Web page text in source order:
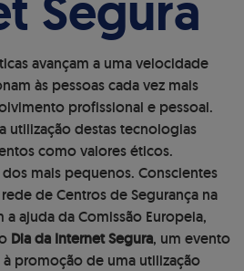
avançam a uma velocidade
às pessoas cada vez mais
profissional e pessoal.
utilização destas tecnologias
como valores éticos.
mais pequenos. Conscientes
de Centros de Segurança na
a ajuda da Comissão Europeia,
Dia da Internet Segura, um evento
promoção de uma utilização